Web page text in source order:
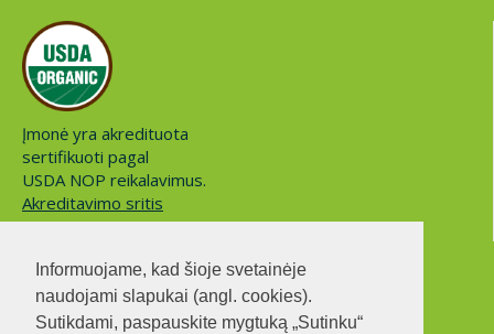
Informuojame, kad šioje svetainėje
naudojami slapukai (angl. cookies).
Sutikdami, paspauskite mygtuką „Sutinku“
Įmonė yra akredituota
sertifikuoti pagal
USDA NOP reikalavimus.
Akreditavimo sritis